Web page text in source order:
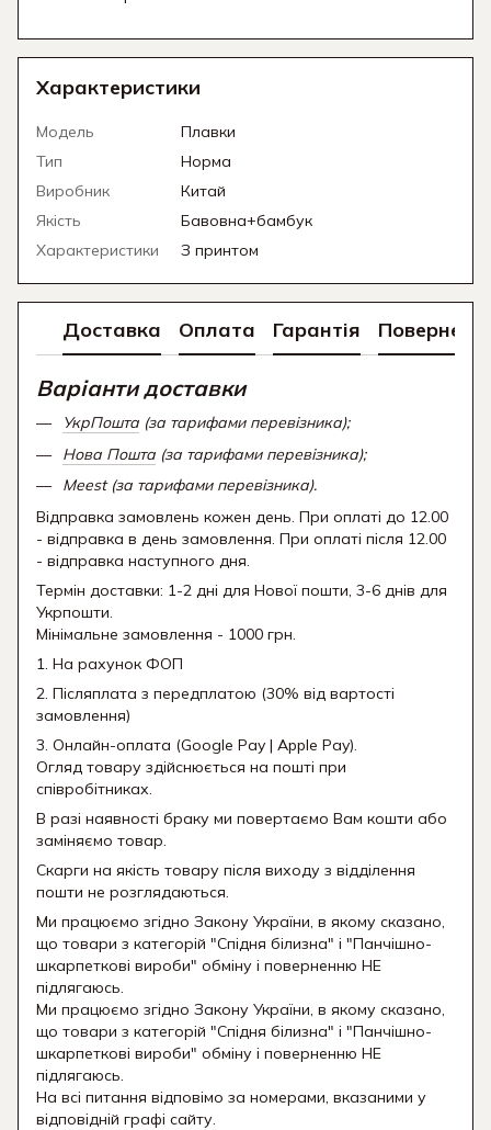
Характеристики
Модель
Плавки
Тип
Норма
Виробник
Китай
Якість
Бавовна+бамбук
Характеристики
З принтом
Доставка Оплата Гарантія
Варіанти доставки
УкрПошта (за тарифами перевізника);
Нова Пошта (за тарифами перевізника);
Meest (за тарифами перевізника).
Відправка замовлень кожен день. При оплаті до 12.00
- відправка в день замовлення. При оплаті після 12.00
- відправка наступного дня.
Термін доставки: 1-2 дні для Нової пошти, 3-6 днів для
Укрпошти.
Мінімальне замовлення - 1000 грн.
1. На рахунок ФОП
2. Післяплата з передплатою (30% від вартості
замовлення)
3. Онлайн-оплата (Google Pay | Apple Pay).
Огляд товару здійснюється на пошті при
співробітниках.
В разі наявності браку ми повертаємо Вам кошти або
заміняємо товар.
Скарги на якість товару після виходу з відділення
пошти не розглядаються.
Ми працюємо згідно Закону України, в якому сказано,
що товари з категорій "Спідня білизна" і "Панчішно-
шкарпеткові вироби" обміну і поверненню НЕ
підлягаюсь.
Ми працюємо згідно Закону України, в якому сказано,
що товари з категорій "Спідня білизна" і "Панчішно-
шкарпеткові вироби" обміну і поверненню НЕ
підлягаюсь.
На всі питання відповімо за номерами, вказаними у
відповідній графі сайту.